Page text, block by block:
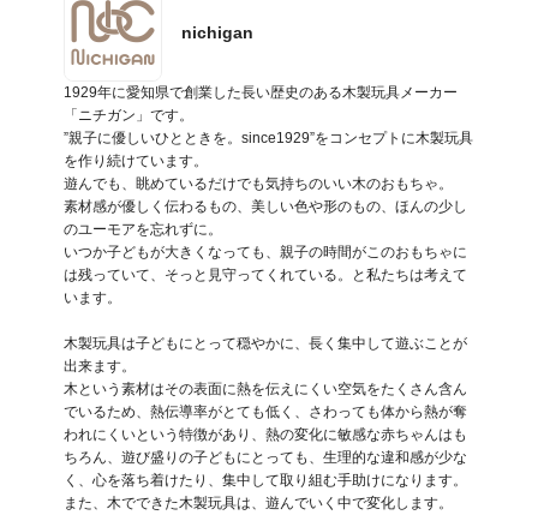
nichigan
1929年に愛知県で創業した長い歴史のある木製玩具メーカー
「ニチガン」です。
”親子に優しいひとときを。since1929”をコンセプトに木製玩具
を作り続けています。
遊んでも、眺めているだけでも気持ちのいい木のおもちゃ。
素材感が優しく伝わるもの、美しい色や形のもの、ほんの少し
のユーモアを忘れずに。
いつか子どもが大きくなっても、親子の時間がこのおもちゃに
は残っていて、そっと見守ってくれている。と私たちは考えて
います。
木製玩具は子どもにとって穏やかに、長く集中して遊ぶことが
出来ます。
木という素材はその表面に熱を伝えにくい空気をたくさん含ん
でいるため、熱伝導率がとても低く、さわっても体から熱が奪
われにくいという特徴があり、熱の変化に敏感な赤ちゃんはも
ちろん、遊び盛りの子どもにとっても、生理的な違和感が少な
く、心を落ち着けたり、集中して取り組む手助けになります。
また、木でできた木製玩具は、遊んでいく中で変化します。